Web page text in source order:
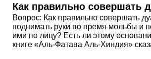
Как правильно совершать
Вопрос: Как правильно совершать
поднимать руки во время мольбы и
ими по лицу? Есть ли этому
книге «Аль-Фатава Аль-Хиндия»